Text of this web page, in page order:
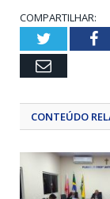
COMPARTILHAR:
Twitter
Email
CONTEÚDO